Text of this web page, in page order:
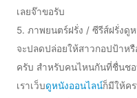
เลยจ๊าขอรับ
5. ภาพยนตร์ฝรั่ง / ซีรีส์ฝรั่งดู
จะปลดปล่อยให้สาวกอปป้าห
ครับ สำหรับคนไหนกันที่ชื่นชอ
เราเว็บดูหนังออนไลน์ก็มีให้ค